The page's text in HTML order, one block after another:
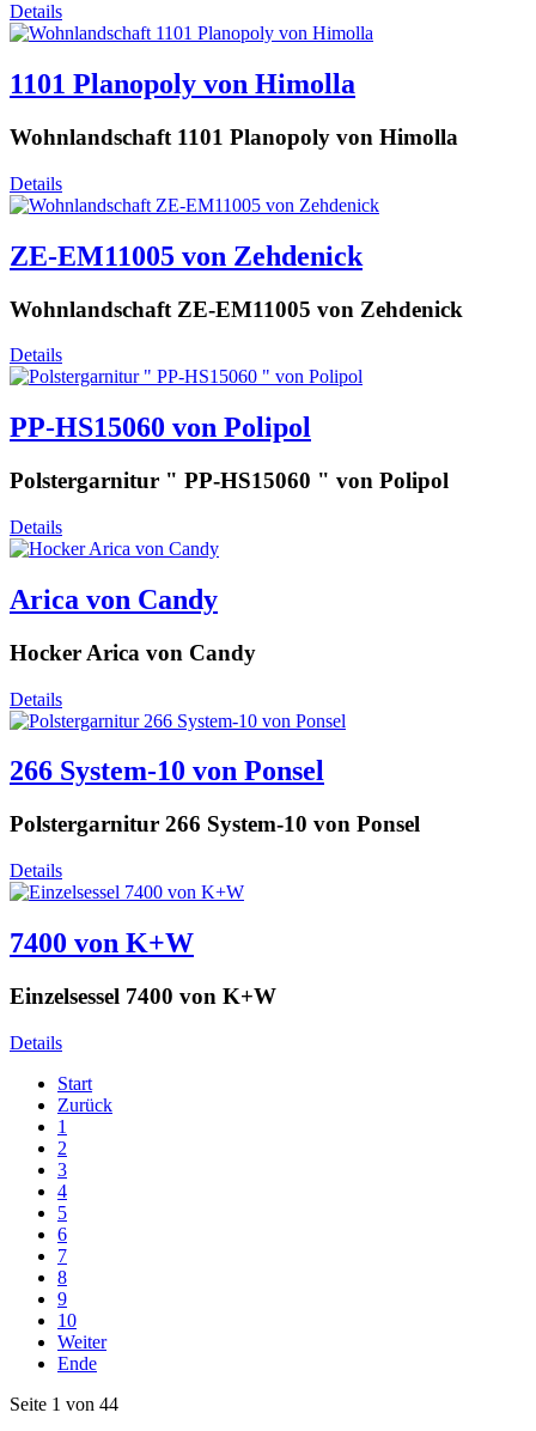
Details
1101 Planopoly von Himolla
Wohnlandschaft 1101 Planopoly von Himolla
Details
ZE-EM11005 von Zehdenick
Wohnlandschaft ZE-EM11005 von Zehdenick
Details
PP-HS15060 von Polipol
Polstergarnitur " PP-HS15060 " von Polipol
Details
Arica von Candy
Hocker Arica von Candy
Details
266 System-10 von Ponsel
Polstergarnitur 266 System-10 von Ponsel
Details
7400 von K+W
Einzelsessel 7400 von K+W
Details
Start
Zurück
1
2
3
4
5
6
7
8
9
10
Weiter
Ende
Seite 1 von 44